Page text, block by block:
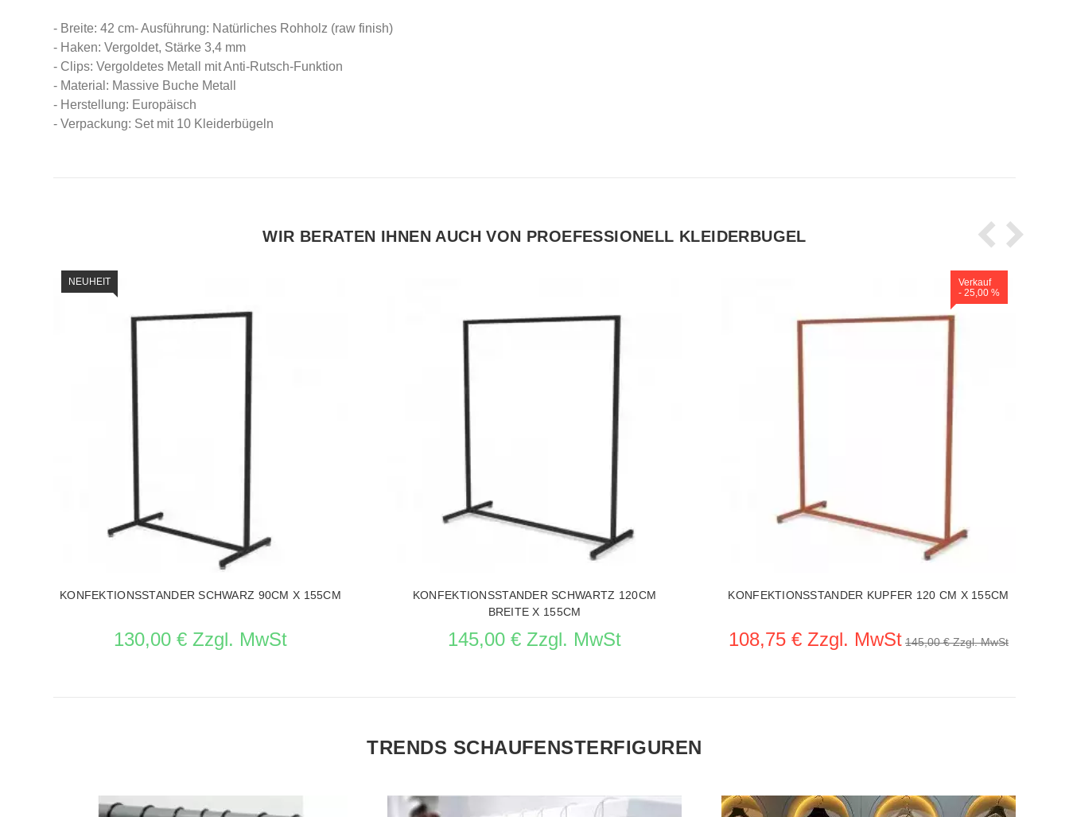
- Breite: 42 cm- Ausführung: Natürliches Rohholz (raw finish)
- Haken: Vergoldet, Stärke 3,4 mm
- Clips: Vergoldetes Metall mit Anti-Rutsch-Funktion
- Material: Massive Buche Metall
- Herstellung: Europäisch
- Verpackung: Set mit 10 Kleiderbügeln
WIR BERATEN IHNEN AUCH VON PROEFESSIONELL KLEIDERBUGEL
NEUHEIT
KONFEKTIONSSTANDER SCHWARZ 90CM X 155CM
130,00 € Zzgl. MwSt
PRODUKT ANSEHEN VERKAUFSSTANDER
KONFEKTIONSSTANDER SCHWARTZ 120CM
BREITE X 155CM
145,00 € Zzgl. MwSt
PRODUKT ANSEHEN VERKAUFSSTANDER
Verkauf
- 25,00 %
KONFEKTIONSSTANDER KUPFER 120 CM X 155CM
108,75 € Zzgl. MwSt 145,00 € Zzgl. MwSt
PRODUKT ANSEHEN VERKAUFSSTANDER
TRENDS SCHAUFENSTERFIGUREN